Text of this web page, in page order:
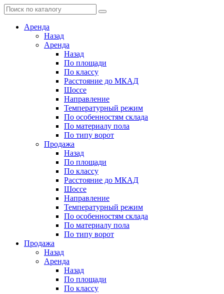
Аренда
Назад
Аренда
Назад
По площади
По классу
Расстояние до МКАД
Шоссе
Направление
Температурный режим
По особенностям склада
По материалу пола
По типу ворот
Продажа
Назад
По площади
По классу
Расстояние до МКАД
Шоссе
Направление
Температурный режим
По особенностям склада
По материалу пола
По типу ворот
Продажа
Назад
Аренда
Назад
По площади
По классу